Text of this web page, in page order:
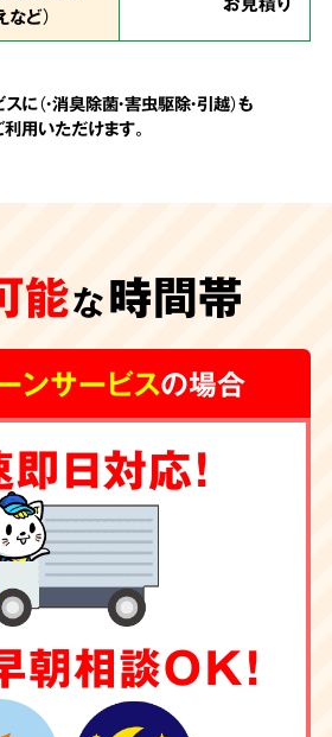
は一切なし
一切なし
スの会計は非常にシンプル
際に、わかりやすい内訳で提
が全てです。お客様の承諾の
は一切頂きません。
・ハウス
ングもお任せ
ど）
に（・消臭除菌・害虫駆除・引越）も
利用いただけます。
能な時間帯
ンサービスの場合
日対応！
朝相談OK！